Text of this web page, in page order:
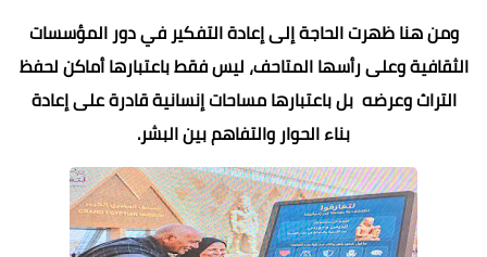
ومن هنا ظهرت الحاجة إلى إعادة التفكير في دور المؤسسات
الثقافية وعلى رأسها المتاحف، ليس فقط باعتبارها أماكن لحفظ
التراث وعرضه بل باعتبارها مساحات إنسانية قادرة على إعادة
بناء الحوار والتفاهم بين البشر.